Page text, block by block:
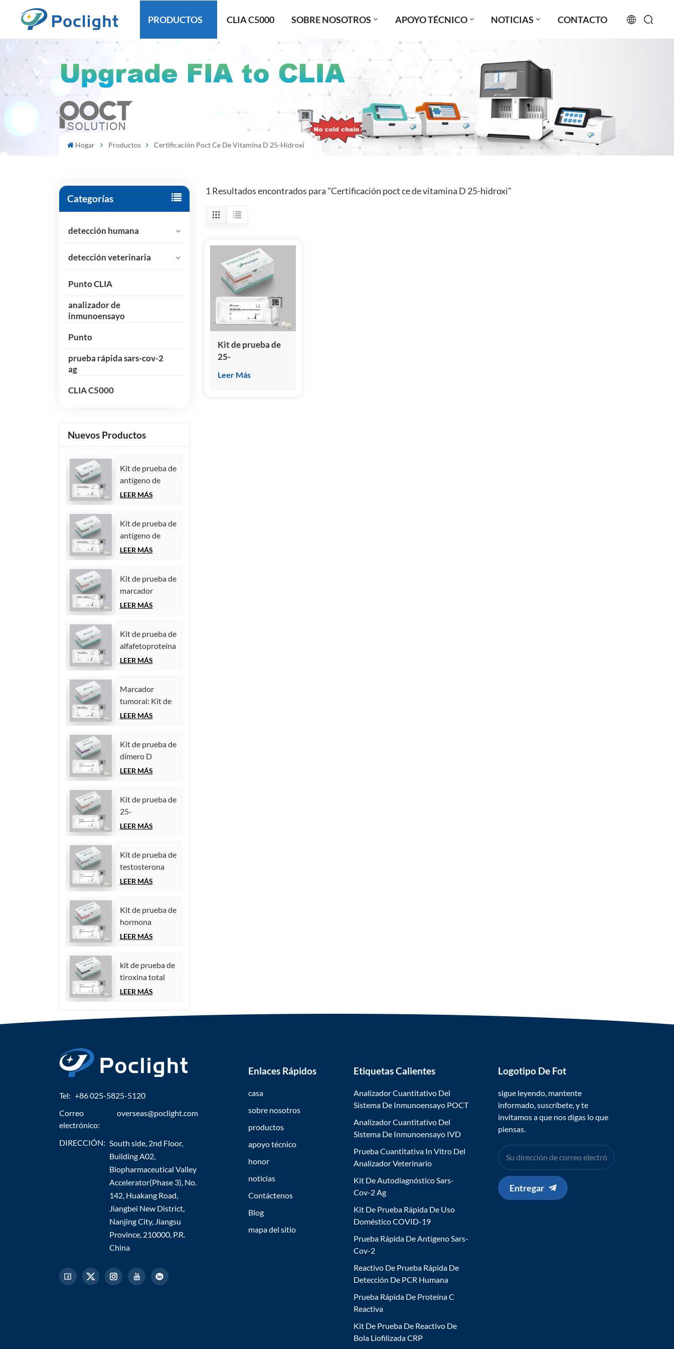
PRODUCTOS CLIA C5000 SOBRE NOSOTROS APOYO TÉCNICO NOTICIAS CONTACTO
русский
español
Hogar Productos Certificación Poct Ce De Vitamina D 25-Hidroxi
Categorías
detección humana
detección veterinaria
Punto CLIA
analizador de
inmunoensayo
Punto
prueba rápida sars-cov-2
ag
CLIA C5000
Nuevos Productos
Kit de prueba de
antígeno de
carbohidratos
de
quimioluminiscencia
homogénea)
LEER MÁS
Kit de prueba de
antígeno de
carbohidratos
de
quimioluminiscencia
homogénea)
LEER MÁS
Kit de prueba de
marcador
tumoral
citoqueratina 19)
(inmunoensayo
de
homogénea)
LEER MÁS
Kit de prueba de
alfafetoproteína
(AFP) (marcador
de
quimioluminiscencia
homogénea)
LEER MÁS
Marcador
tumoral: Kit de
prueba de
(CEA)
(inmunoensayo
de
homogénea)
LEER MÁS
Kit de prueba de
dímero D
(inmunoensayo
homogénea)
LEER MÁS
Kit de prueba de
25-
hidroxivitamina
de
quimioluminiscencia
homogénea))
LEER MÁS
Kit de prueba de
testosterona
(inmunoensayo
LEER MÁS
Kit de prueba de
hormona
estimulante del
LEER MÁS
kit de prueba de
tiroxina total
(TT4)
LEER MÁS
1 Resultados encontrados para "Certificación poct ce de vitamina D 25-hidroxi"
Kit de prueba de
25-
(inmunoensayo de
Leer Más
Tel: +86 025-5825-5120
Correo
electrónico:
overseas@poclight.com
DIRECCIÓN: South side, 2nd Floor,
Building A02,
Biopharmaceutical Valley
Accelerator(Phase 3), No.
142, Huakang Road,
Jiangbei New District,
Nanjing City, Jiangsu
Province, 210000, P.R.
China
Enlaces Rápidos
casa
sobre nosotros
productos
apoyo técnico
honor
noticias
Contáctenos
Blog
mapa del sitio
Etiquetas Calientes
Analizador Cuantitativo Del
Sistema De Inmunoensayo POCT
Analizador Cuantitativo Del
Sistema De Inmunoensayo IVD
Prueba Cuantitativa In Vitro Del
Analizador Veterinario
Kit De Autodiagnóstico Sars-
Cov-2 Ag
Kit De Prueba Rápida De Uso
Doméstico COVID-19
Prueba Rápida De Antígeno Sars-
Cov-2
Reactivo De Prueba Rápida De
Detección De PCR Humana
Prueba Rápida De Proteína C
Reactiva
Kit De Prueba De Reactivo De
Bola Liofilizada CRP
Logotipo De Fot
sigue leyendo, mantente
informado, suscríbete, y te
invitamos a que nos digas lo que
piensas.
Entregar